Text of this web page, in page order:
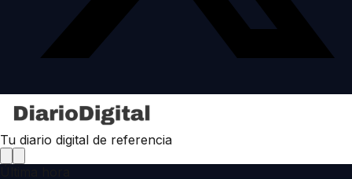
Tu diario digital de referencia